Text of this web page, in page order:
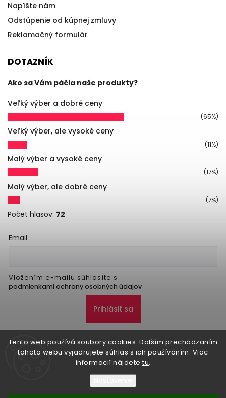
Tento web používá soubory cookies. Dalším prechádzaním
tohoto webu vyjadrujete súhlas s ich používáním. Viac
informacií nájdete tu.
Napíšte nám
Odstúpenie od kúpnej zmluvy
Reklamačný formulár
DOTAZNÍK
Ako sa Vám páčia naše produkty?
Veľký výber a dobré ceny
(65%)
Veľký výber, ale vysoké ceny
(11%)
Malý výber a vysoké ceny
(17%)
Malý výber, ale dobré ceny
(7%)
Počet hlasov: 72
Email
Vložením e-mailu súhlasíte s
podmienkami ochrany osobných údajov
Prihlásiť sa